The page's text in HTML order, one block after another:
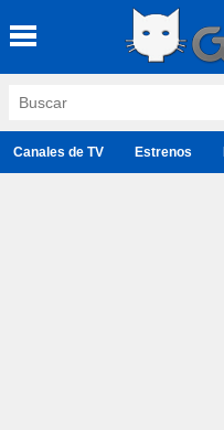
Canales de TV Estrenos